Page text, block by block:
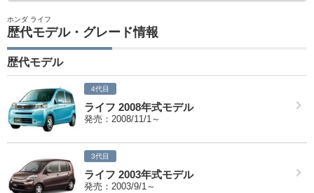
ホンダ ライフ
歴代モデル・グレード情報
歴代モデル
4代目
ライフ 2008年式モデル
発売：2008/11/1～
3代目
ライフ 2003年式モデル
発売：2003/9/1～